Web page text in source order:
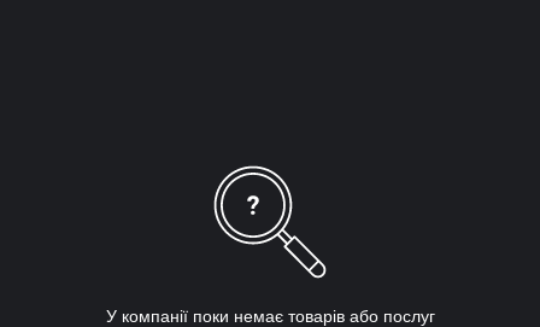
У компанії поки немає товарів або послуг